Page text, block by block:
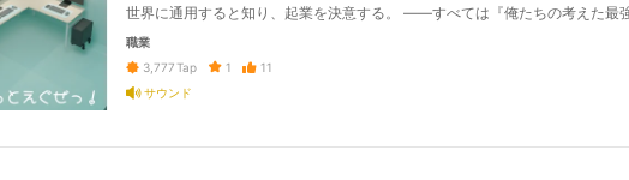
世界に通用すると知り、起業を決意する。 ――すべては『俺たちの考えた最
職業
3,777Tap 1
11
サウンド